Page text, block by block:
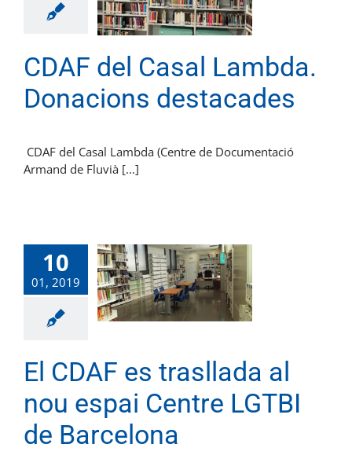
CDAF del Casal Lambda.
Donacions destacades
CDAF del Casal Lambda (Centre de Documentació
Armand de Fluvià [...]
10
01, 2019
El CDAF es trasllada al
nou espai Centre LGTBI
de Barcelona